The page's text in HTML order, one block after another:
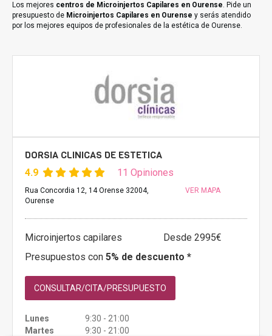
Los mejores centros de Microinjertos Capilares en Ourense. Pide un
presupuesto de Microinjertos Capilares en Ourense y serás atendido
por los mejores equipos de profesionales de la estética de Ourense.
DORSIA CLINICAS DE ESTETICA
4.9 11 Opiniones
Rua Concordia 12, 14 Orense 32004,
Ourense
VER MAPA
Microinjertos capilares
Desde 2995€
Presupuestos con 5% de descuento *
CONSULTAR/CITA/PRESUPUESTO
Lunes
9:30 - 21:00
Martes
9:30 - 21:00